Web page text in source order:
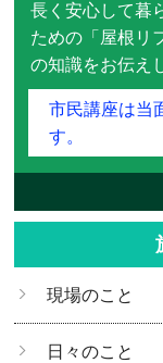
長く安心して暮
ための「屋根リ
の知識をお伝え
市民講座は当
す。
現場のこと
日々のこと